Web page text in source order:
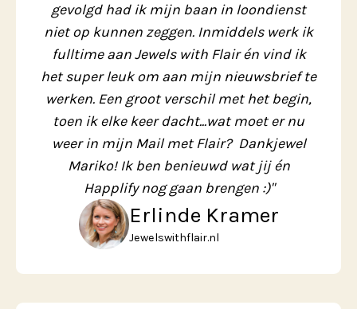
gevolgd had ik mijn baan in loondienst
niet op kunnen zeggen. Inmiddels werk ik
fulltime aan Jewels with Flair én vind ik
het super leuk om aan mijn nieuwsbrief te
werken. Een groot verschil met het begin,
toen ik elke keer dacht...wat moet er nu
weer in mijn Mail met Flair? Dankjewel
Mariko! Ik ben benieuwd wat jij én
Happlify nog gaan brengen :)"
Erlinde Kramer
Jewelswithflair.nl